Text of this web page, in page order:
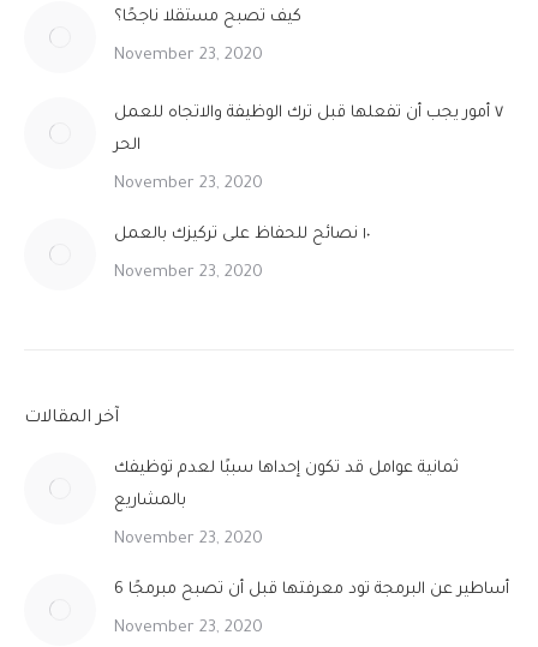
كيف تصبح مستقلا ناجحًا؟
November 23, 2020
٧ أمور يجب أن تفعلها قبل ترك الوظيفة والاتجاه للعمل
الحر
November 23, 2020
١٠ نصائح للحفاظ على تركيزك بالعمل
November 23, 2020
آخر المقالات
ثمانية عوامل قد تكون إحداها سببًا لعدم توظيفك
بالمشاريع
November 23, 2020
6 أساطير عن البرمجة تود معرفتها قبل أن تصبح مبرمجًا
November 23, 2020